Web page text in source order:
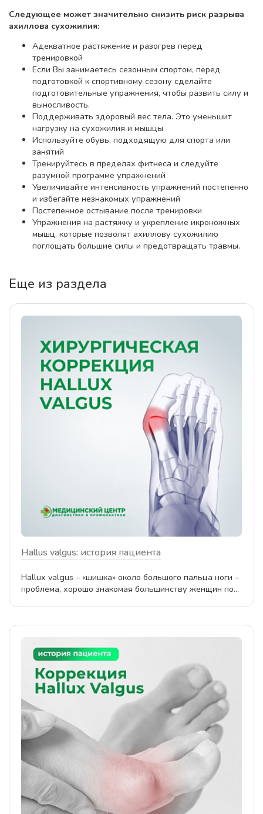
Следующее может значительно снизить риск разрыва
ахиллова сухожилия:
Адекватное растяжение и разогрев перед
тренировкой
Если Вы занимаетесь сезонным спортом, перед
подготовкой к спортивному сезону сделайте
подготовительные упражнения, чтобы развить силу и
выносливость.
Поддерживать здоровый вес тела. Это уменьшит
нагрузку на сухожилия и мышцы
Используйте обувь, подходящую для спорта или
занятий
Тренируйтесь в пределах фитнеса и следуйте
разумной программе упражнений
Увеличивайте интенсивность упражнений постепенно
и избегайте незнакомых упражнений
Постепенное остывание после тренировки
Упражнения на растяжку и укрепление икроножных
мышц, которые позволят ахиллову сухожилию
поглощать большие силы и предотвращать травмы.
Еще из раздела
Hallus valgus: история пациента
Hallux valgus – «шишка» около большого пальца ноги –
проблема, хорошо знакомая большинству женщин по...